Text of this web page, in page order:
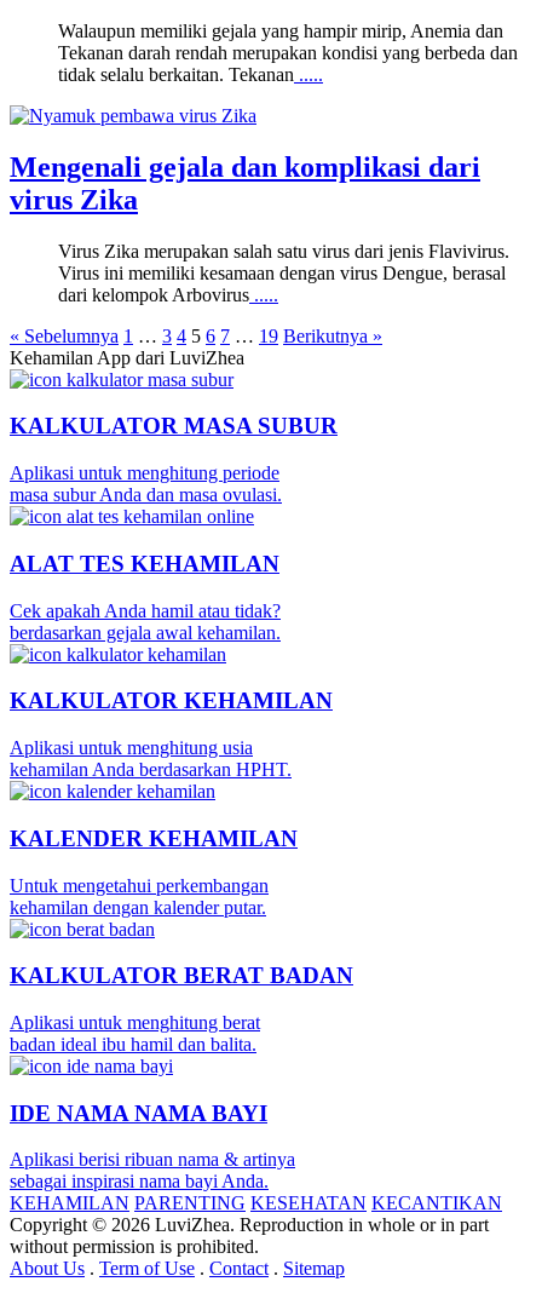
Walaupun memiliki gejala yang hampir mirip, Anemia dan
Tekanan darah rendah merupakan kondisi yang berbeda dan
tidak selalu berkaitan. Tekanan .....
Mengenali gejala dan komplikasi dari
virus Zika
Virus Zika merupakan salah satu virus dari jenis Flavivirus.
Virus ini memiliki kesamaan dengan virus Dengue, berasal
dari kelompok Arbovirus .....
« Sebelumnya 1 … 3 4 5 6 7 … 19 Berikutnya »
Kehamilan App dari LuviZhea
KALKULATOR MASA SUBUR
Aplikasi untuk menghitung periode
masa subur Anda dan masa ovulasi.
ALAT TES KEHAMILAN
Cek apakah Anda hamil atau tidak?
berdasarkan gejala awal kehamilan.
KALKULATOR KEHAMILAN
Aplikasi untuk menghitung usia
kehamilan Anda berdasarkan HPHT.
KALENDER KEHAMILAN
Untuk mengetahui perkembangan
kehamilan dengan kalender putar.
KALKULATOR BERAT BADAN
Aplikasi untuk menghitung berat
badan ideal ibu hamil dan balita.
IDE NAMA NAMA BAYI
Aplikasi berisi ribuan nama & artinya
sebagai inspirasi nama bayi Anda.
KEHAMILAN PARENTING KESEHATAN KECANTIKAN
Copyright © 2026 LuviZhea. Reproduction in whole or in part
without permission is prohibited.
About Us . Term of Use . Contact . Sitemap